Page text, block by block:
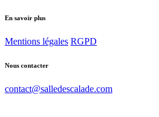
En savoir plus
Mentions légales RGPD
Nous contacter
contact@salledescalade.com